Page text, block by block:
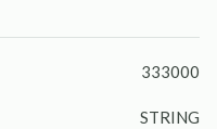
333000
STRING